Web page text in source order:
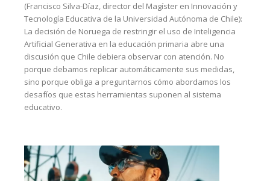
(Francisco Silva-Díaz, director del Magíster en Innovación y
Tecnología Educativa de la Universidad Autónoma de Chile):
La decisión de Noruega de restringir el uso de Inteligencia
Artificial Generativa en la educación primaria abre una
discusión que Chile debiera observar con atención. No
porque debamos replicar automáticamente sus medidas,
sino porque obliga a preguntarnos cómo abordamos los
desafíos que estas herramientas suponen al sistema
educativo.